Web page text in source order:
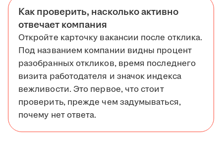
Как проверить, насколько активно
отвечает компания
Откройте карточку вакансии после отклика.
Под названием компании видны процент
разобранных откликов, время последнего
визита работодателя и значок индекса
вежливости. Это первое, что стоит
проверить, прежде чем задумываться,
почему нет ответа.